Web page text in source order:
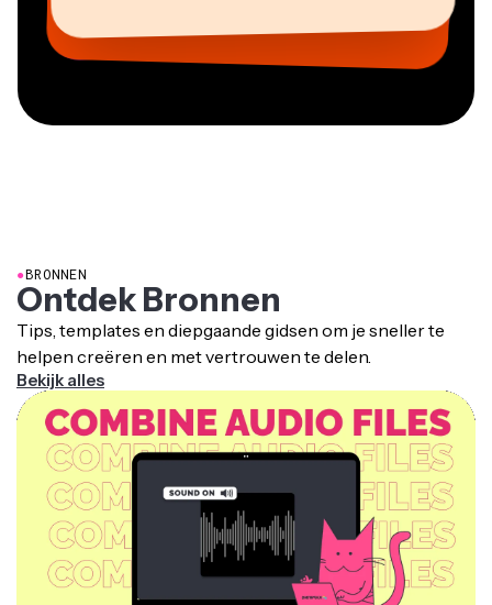
Ontdek Bronnen
Tips, templates en diepgaande gidsen om je sneller te
helpen creëren en met vertrouwen te delen.
Bekijk alles